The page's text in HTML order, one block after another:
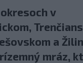
v
a
mráz,